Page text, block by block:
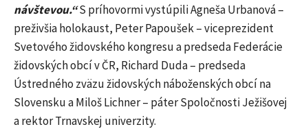
návštevou.“S príhovormi vystúpili Agneša Urbanová –
preživšia holokaust, Peter Papoušek – viceprezident
Svetového židovského kongresu a predseda Federácie
židovských obcí v ČR, Richard Duda – predseda
Ústredného zväzu židovských náboženských obcí na
Slovensku a Miloš Lichner – páter Spoločnosti Ježišovej
a rektor Trnavskej univerzity.